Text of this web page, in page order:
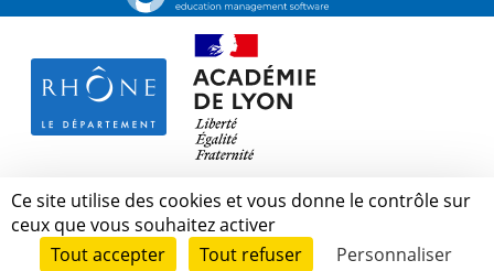
Ce site utilise des cookies et vous donne le contrôle sur
ceux que vous souhaitez activer
Tout accepter
Tout refuser Personnaliser